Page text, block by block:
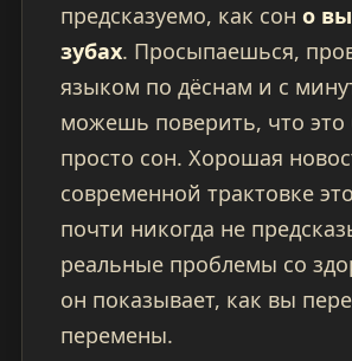
предсказуемо, как сон о
зубах. Просыпаешься,
языком по дёснам и с
можешь поверить, что это
просто сон. Хорошая
современной трактовке
почти никогда не
реальные проблемы со
он показывает, как вы
перемены.